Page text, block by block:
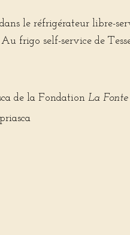
le réfrigérateur libre-
frigo self-service de
de la Fondation La Fonte